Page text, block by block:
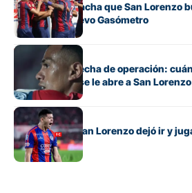
La incómoda racha que San Lorenzo
clásico del Nuevo Gasómetro
Fútbol
Barrios tiene fecha de operación:
con cupo que se le abre a San Lorenzo
Fútbol
El lateral que San Lorenzo dejó ir y
Primera